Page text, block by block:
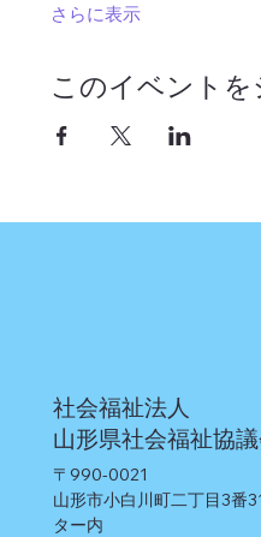
さらに表示
このイベントを
社会福祉法人
山形県社会福祉協
〒990-0021
山形市小白川町二丁目3
ター内